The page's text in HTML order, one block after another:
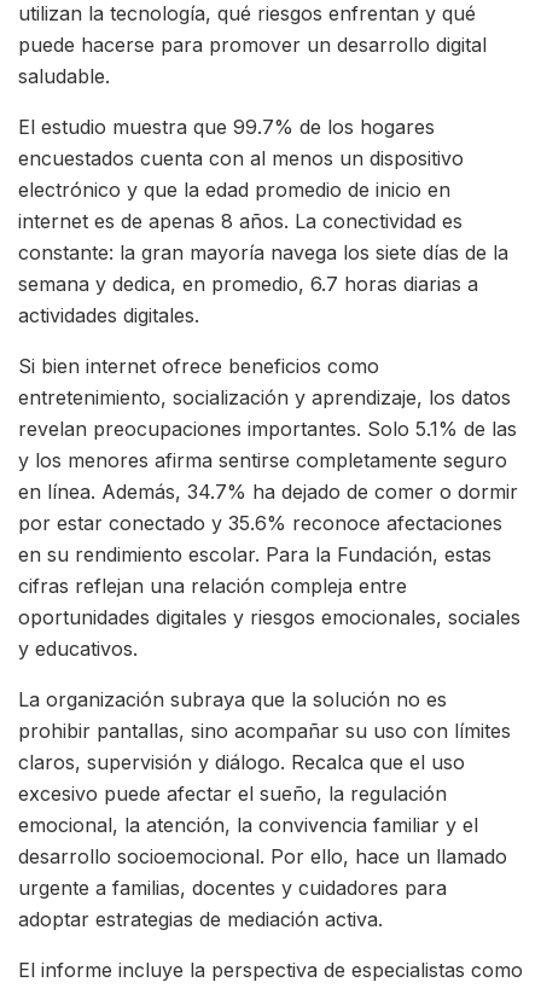
utilizan la tecnología, qué riesgos enfrentan y qué
puede hacerse para promover un desarrollo digital
saludable.
El estudio muestra que 99.7% de los hogares
encuestados cuenta con al menos un dispositivo
electrónico y que la edad promedio de inicio en
internet es de apenas 8 años. La conectividad es
constante: la gran mayoría navega los siete días de la
semana y dedica, en promedio, 6.7 horas diarias a
actividades digitales.
Si bien internet ofrece beneficios como
entretenimiento, socialización y aprendizaje, los datos
revelan preocupaciones importantes. Solo 5.1% de las
y los menores afirma sentirse completamente seguro
en línea. Además, 34.7% ha dejado de comer o dormir
por estar conectado y 35.6% reconoce afectaciones
en su rendimiento escolar. Para la Fundación, estas
cifras reflejan una relación compleja entre
oportunidades digitales y riesgos emocionales, sociales
y educativos.
La organización subraya que la solución no es
prohibir pantallas, sino acompañar su uso con límites
claros, supervisión y diálogo. Recalca que el uso
excesivo puede afectar el sueño, la regulación
emocional, la atención, la convivencia familiar y el
desarrollo socioemocional. Por ello, hace un llamado
urgente a familias, docentes y cuidadores para
adoptar estrategias de mediación activa.
El informe incluye la perspectiva de especialistas como